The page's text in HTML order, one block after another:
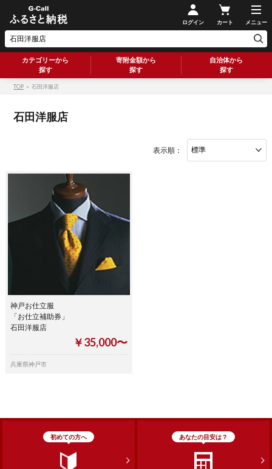
ログイン カート メニュー
カテゴリーから
探す
寄附金額から
探す
自治体から
探す
TOP ＞ 石田洋服店
石田洋服店
表示順：
神戸お仕立服
「お仕立補助券」
石田洋服店
￥35,000〜
兵庫県神戸市
初めての方へ あなたの目安は？